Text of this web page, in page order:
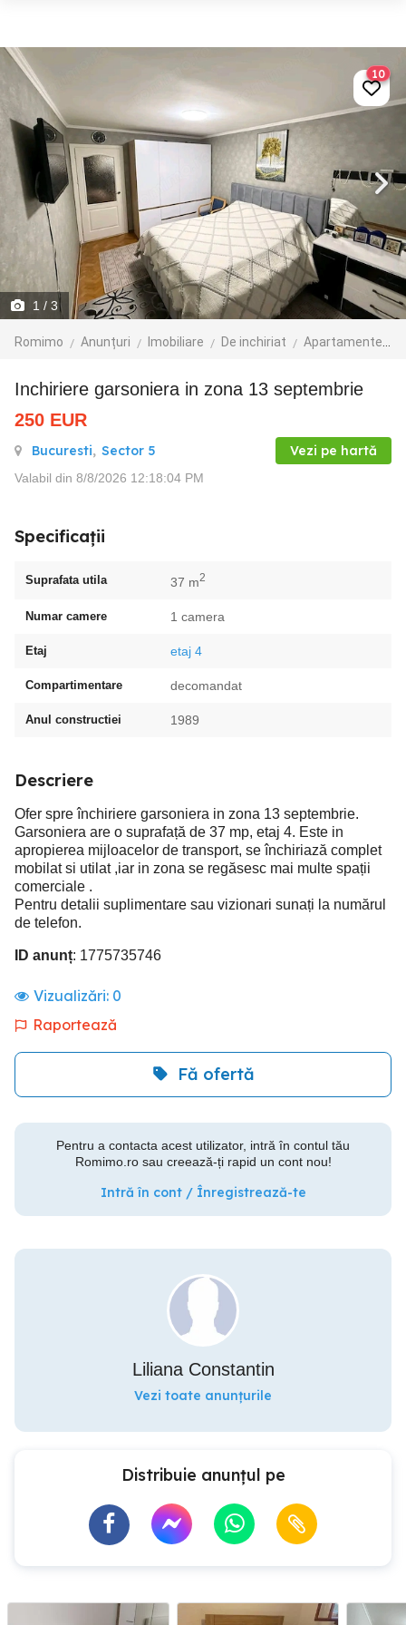
1 / 3
Romimo Anunțuri Imobiliare De inchiriat Apartamente de inchiriat
10
inchiriere garsoniera in zona 13 septembrie
250 EUR
Bucuresti, Sector 5 Vezi pe hartă
Valabil din 8/8/2026 12:18:04 PM
Specificații
Suprafata utila 37 m2
Numar camere 1 camera
Etaj etaj 4
Compartimentare decomandat
Anul constructiei 1989
Descriere
Ofer spre închiriere garsoniera in zona 13 septembrie.
Garsoniera are o suprafață de 37 mp, etaj 4. Este in
apropierea mijloacelor de transport, se închiriază complet
mobilat si utilat ,iar in zona se regăsesc mai multe spații
comerciale .
Pentru detalii suplimentare sau vizionari sunați la numărul
de telefon.
ID anunț: 1775735746
Vizualizări: 0
Raportează
Fă ofertă
Pentru a contacta acest utilizator, intră în contul tău
Romimo.ro sau creează-ți rapid un cont nou!
Intră în cont / Înregistrează-te
Liliana Constantin
Vezi toate anunțurile
Distribuie anunțul pe